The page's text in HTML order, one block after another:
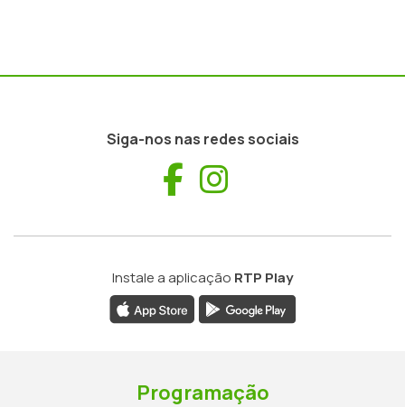
Siga-nos nas redes sociais
Facebook
Instale a aplicação RTP Play
Programação